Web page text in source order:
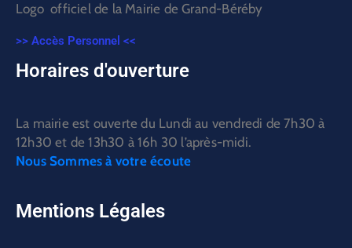
Logo officiel de la Mairie de Grand-Béréby
>> Accès Personnel <<
Horaires d'ouverture
La mairie est ouverte du Lundi au vendredi de 7h30 à
12h30 et de 13h30 à 16h 30 l’après-midi.
Nous Sommes à votre écoute
Mentions Légales